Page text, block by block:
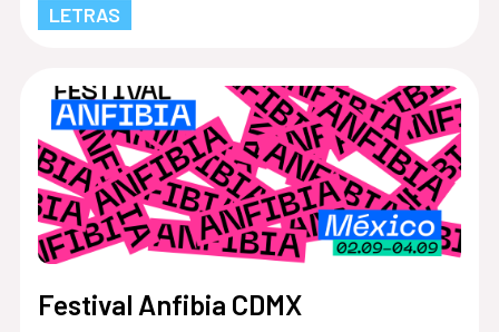
LETRAS
Festival Anfibia CDMX